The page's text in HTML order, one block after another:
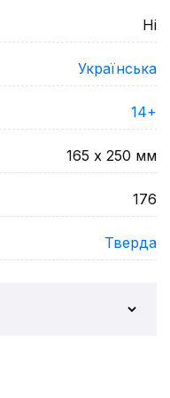
Ні
Українська
14+
165 х 250 мм
176
Тверда